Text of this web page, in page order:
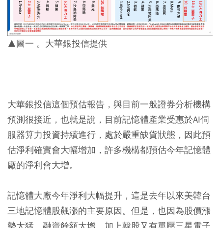
▲圖一 。大華銀投信提供
大華銀投信這個預估報告，與目前一般證券分析機構
預測很接近，也就是說，目前記憶體產業受惠於AI伺
服器算力投資持續進行，處於嚴重缺貨狀態，因此預
估淨利確實會大幅增加，許多機構都預估今年記憶體
廠的淨利會大增。
記憶體大廠今年淨利大幅提升，這是去年以來美韓台
三地記憶體股飆漲的主要原因。但是，也因為股價漲
勢太猛，融資餘額大增，加上韓股又有單壓三星電子